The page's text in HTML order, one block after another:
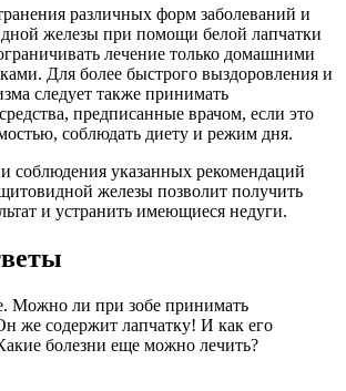
различных форм заболеваний и
железы при помощи белой лапчатки
лечение только домашними
Для более быстрого выздоровления и
следует также принимать
предписанные врачом, если это
соблюдать диету и режим дня.
соблюдения указанных рекомендаций
железы позволит получить
и устранить имеющиеся недуги.
Можно ли при зобе принимать
же содержит лапчатку! И как его
болезни еще можно лечить?